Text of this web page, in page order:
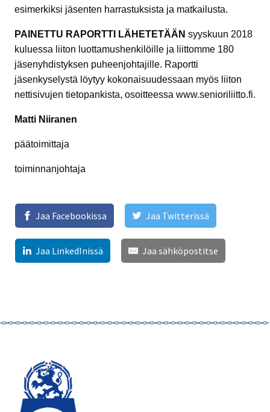
esimerkiksi jäsenten harrastuksista ja matkailusta.
PAINETTU RAPORTTI LÄHETETÄÄN syyskuun 2018
kuluessa liiton luottamushenkilöille ja liittomme 180
jäsenyhdistyksen puheenjohtajille. Raportti
jäsenkyselystä löytyy kokonaisuudessaan myös liiton
nettisivujen tietopankista, osoitteessa www.senioriliitto.fi.
Matti Niiranen
päätoimittaja
toiminnanjohtaja
Jaa Facebookissa Jaa Twitterissä
Jaa LinkedInissä Jaa sähköpostitse